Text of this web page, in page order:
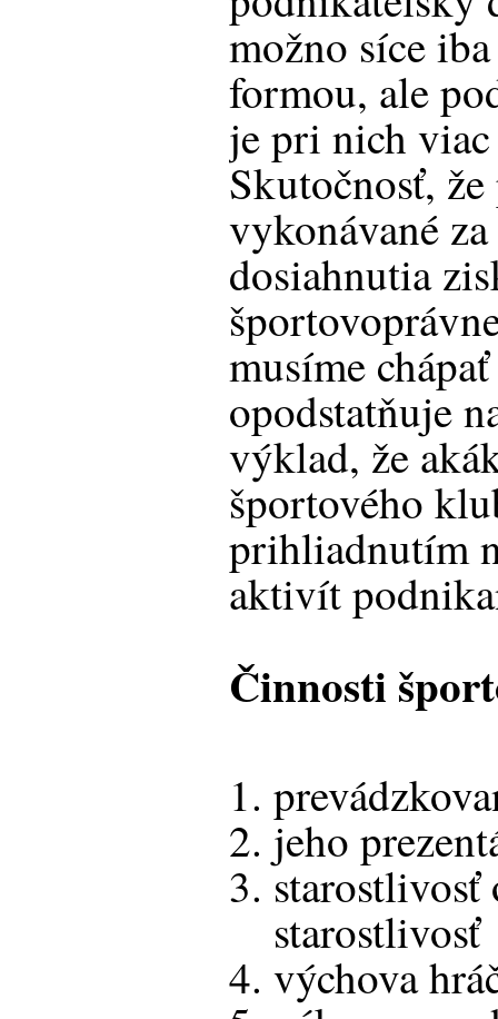
možno síce
formou, ale
je pri nich
Skutočnosť,
vykonávané
dosiahnutia
musíme
opodstatňuje
výklad, že
športového
prihliadnutím
aktivít
Činnosti
jeho
starostlivosť
starostlivosť
výchova